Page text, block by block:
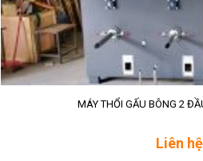
MÁY THỔI GẤU BÔNG 2
Liên hệ